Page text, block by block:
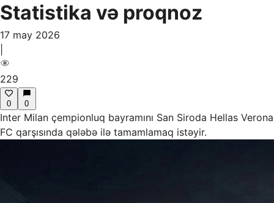
Statistika və proqnoz
17 may 2026
229
0 0
Inter Milan çempionluq bayramını San Siroda Hellas Verona
FC qarşısında qələbə ilə tamamlamaq istəyir.